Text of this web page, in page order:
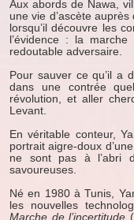
Aux abords de Nawa,
une vie d’ascète
lorsqu’il découvre les
l’évidence : la
redoutable adversaire.
Pour sauver ce qu’il a
dans une contrée
révolution, et aller
Levant.
En véritable conteur,
portrait aigre-doux
ne sont pas à l’abri
savoureuses.
Né en 1980 à Tunis,
les nouvelles
Marche de l’incertitude